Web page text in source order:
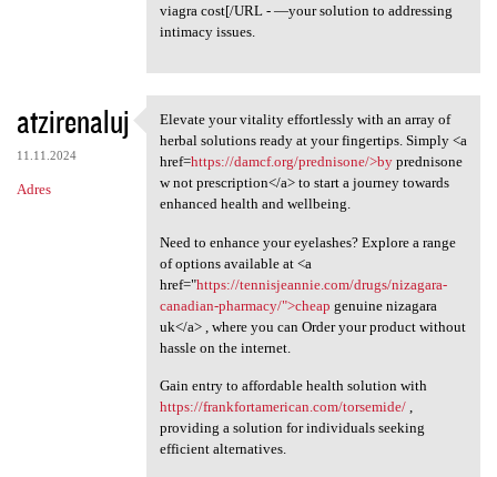
viagra cost[/URL - —your solution to addressing
intimacy issues.
atzirenaluj
11.11.2024
Adres
Elevate your vitality
Elevate your vitality effortlessly with an array of
herbal solutions ready at your fingertips. Simply <a
href=https://damcf.org/prednisone/>byprednisone
w not prescription</a> to start a journey towards
enhanced health and wellbeing.
Need to enhance your eyelashes? Explore a range
of options available at <a
href="https://tennisjeannie.com/drugs/nizagara-
canadian-pharmacy/">cheap genuine nizagara
uk</a> , where you can Order your product without
hassle on the internet.
Gain entry to affordable health solution with
https://frankfortamerican.com/torsemide/,
providing a solution for individuals seeking
efficient alternatives.